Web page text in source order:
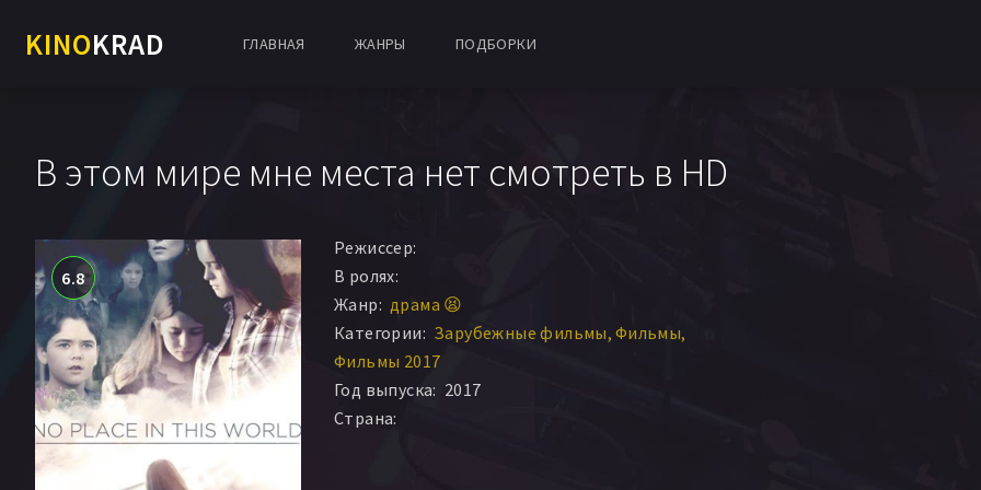
KINOKRAD ГЛАВНАЯ ЖАНРЫ ПОДБОРКИ
В этом мире мне места нет смотреть в HD
6.8
Режиссер:
В ролях:
Жанр: драма 😫
Категории: Зарубежные фильмы Фильмы
Фильмы 2017
Год выпуска: 2017
Страна: